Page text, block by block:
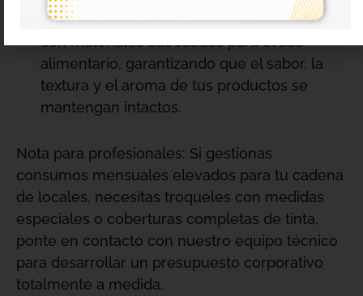
Seguridad certificada:Envases fabricados
con materiales adecuados para el uso
alimentario, garantizando que el sabor, la
textura y el aroma de tus productos se
mantengan intactos.
Nota para profesionales: Si gestionas
consumos mensuales elevados para tu cadena
de locales, necesitas troqueles con medidas
especiales o coberturas completas de tinta,
ponte en contacto con nuestro equipo técnico
para desarrollar un presupuesto corporativo
totalmente a medida.